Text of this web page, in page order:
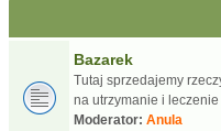
Bazarek
Tutaj sprzedajemy
na utrzymanie i
Moderator: Anula